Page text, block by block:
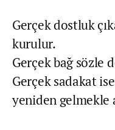
Gerçek dostluk
kurulur.
Gerçek bağ sözle
Gerçek sadakat
yeniden gelmekle